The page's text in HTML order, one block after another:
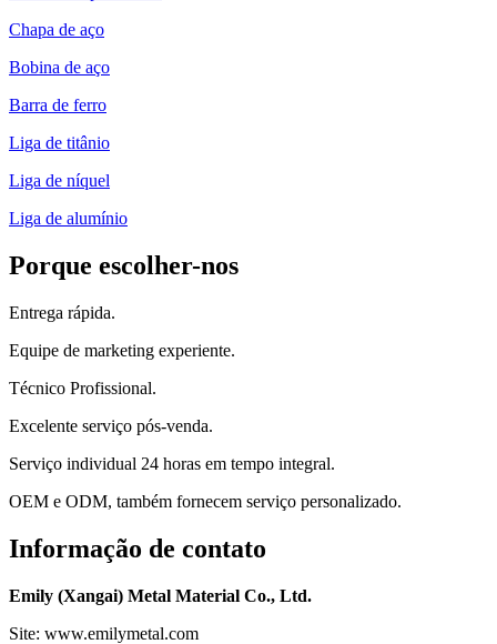
Chapa de aço
Bobina de aço
Barra de ferro
Liga de titânio
Liga de níquel
Liga de alumínio
Porque escolher-nos
Entrega rápida.
Equipe de marketing experiente.
Técnico Profissional.
Excelente serviço pós-venda.
Serviço individual 24 horas em tempo integral.
OEM e ODM, também fornecem serviço personalizado.
Informação de contato
Emily (Xangai) Metal Material Co., Ltd.
Site: www.emilymetal.com